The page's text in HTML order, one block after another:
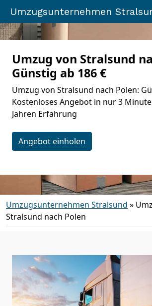
Umzugsunternehmen
Umzug von Stralsund
Günstig ab 186 €
Umzug von Stralsund nach Polen:
Kostenloses Angebot in nur 3
Jahren Erfahrung
Angebot einholen
Umzugsunternehmen Stralsund »
Stralsund nach Polen